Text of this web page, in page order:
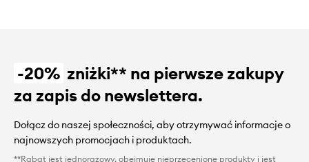
-20% zniżki** na pierwsze zakupy
za zapis do newslettera.
Dołącz do naszej społeczności, aby otrzymywać informacje o
najnowszych promocjach i produktach.
**Rabat jest jednorazowy, obejmuje nieprzecenione produkty i jest